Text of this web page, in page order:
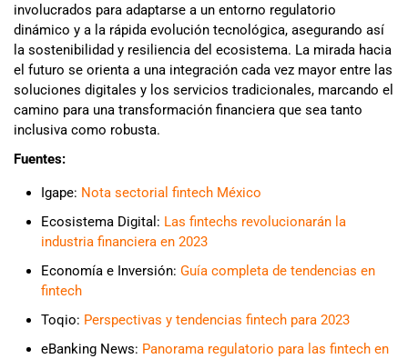
involucrados para adaptarse a un entorno regulatorio
dinámico y a la rápida evolución tecnológica, asegurando así
la sostenibilidad y resiliencia del ecosistema. La mirada hacia
el futuro se orienta a una integración cada vez mayor entre las
soluciones digitales y los servicios tradicionales, marcando el
camino para una transformación financiera que sea tanto
inclusiva como robusta.
Fuentes:
Igape: Nota sectorial fintech México
Ecosistema Digital: Las fintechs revolucionarán la
industria financiera en 2023
Economía e Inversión: Guía completa de tendencias en
fintech
Toqio: Perspectivas y tendencias fintech para 2023
eBanking News: Panorama regulatorio para las fintech en